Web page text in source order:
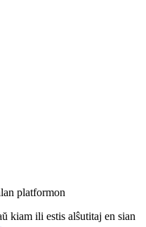
platformon
kiam ili estis alŝutitaj en sian